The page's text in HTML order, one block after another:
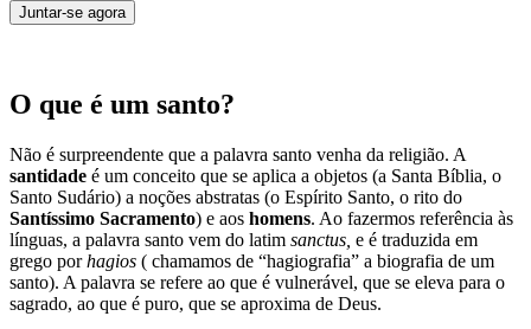
Juntar-se agora
O que é um santo?
Não é surpreendente que a palavra santo venha da religião. A
santidade é um conceito que se aplica a objetos (a Santa Bíblia, o
Santo Sudário) a noções abstratas (o Espírito Santo, o rito do
Santíssimo Sacramento) e aos homens. Ao fazermos referência às
línguas, a palavra santo vem do latim sanctus, e é traduzida em
grego porhagios ( chamamos de “hagiografia” a biografia de um
santo). A palavra se refere ao que é vulnerável, que se eleva para o
sagrado, ao que é puro, que se aproxima de Deus.